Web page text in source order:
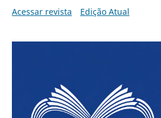
Acessar revista
Edição Atual